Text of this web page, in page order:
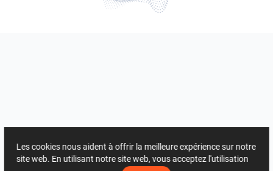
Les cookies nous aident à offrir la meilleure expérience sur notre
site web. En utilisant notre site web, vous acceptez l'utilisation